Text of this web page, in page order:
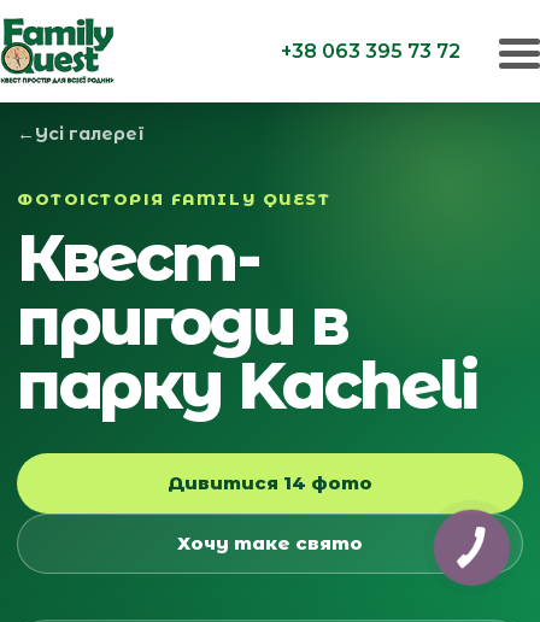
+38 063 395 73 72
← Усі галереї
ФОТОІСТОРІЯ FAMILY QUEST
Квест-
пригоди в
парку Kacheli
Дивитися 14 фото
Хочу таке свято